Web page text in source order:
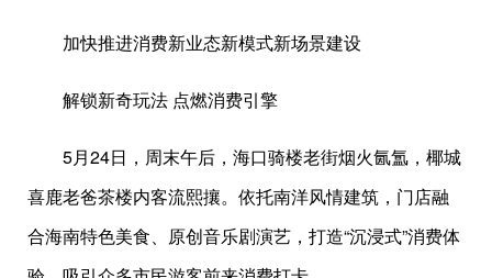
加快推进消费新业态新模式新场景建设
解锁新奇玩法 点燃消费引擎
5月24日，周末午后，海口骑楼老街烟火氤氲，椰城
喜鹿老爸茶楼内客流熙攘。依托南洋风情建筑，门店融
合海南特色美食、原创音乐剧演艺，打造“沉浸式”消费体